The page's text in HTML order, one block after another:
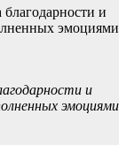
и
эмоциями